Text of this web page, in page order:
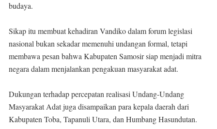
budaya.
Sikap itu membuat kehadiran Vandiko dalam forum legislasi
nasional bukan sekadar memenuhi undangan formal, tetapi
membawa pesan bahwa Kabupaten Samosir siap menjadi mitra
negara dalam menjalankan pengakuan masyarakat adat.
Dukungan terhadap percepatan realisasi Undang-Undang
Masyarakat Adat juga disampaikan para kepala daerah dari
Kabupaten Toba, Tapanuli Utara, dan Humbang Hasundutan.